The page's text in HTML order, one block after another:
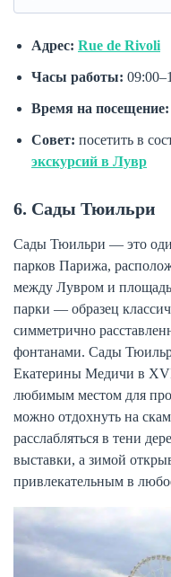
Адрес: Rue de Rivoli
Часы работы:
Время на посещение:
Совет: посетить в
экскурсий в Лувр
6. Сады Тюильри
Сады Тюильри — это
парков Парижа,
между Лувром и
парки — образец
симметрично
фонтанами. Сады
Екатерины Медичи в XVI
любимым местом для
можно отдохнуть на
расслабляться в тени
выставки, а зимой
привлекательным в